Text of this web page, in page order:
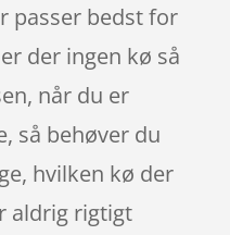
passer bedst for
der ingen kø så
når du er
så behøver du
hvilken kø der
aldrig rigtigt